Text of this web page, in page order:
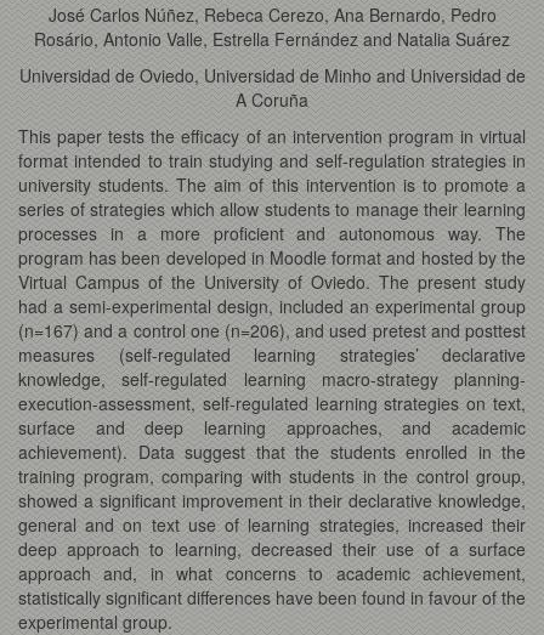
José Carlos Núñez, Rebeca Cerezo, Ana Bernardo, Pedro
Rosário, Antonio Valle, Estrella Fernández and Natalia Suárez
Universidad de Oviedo, Universidad de Minho and Universidad de
A Coruña
This paper tests the efficacy of an intervention program in virtual
format intended to train studying and self-regulation strategies in
university students. The aim of this intervention is to promote a
series of strategies which allow students to manage their learning
processes in a more proficient and autonomous way. The
program has been developed in Moodle format and hosted by the
Virtual Campus of the University of Oviedo. The present study
had a semi-experimental design, included an experimental group
(n=167) and a control one (n=206), and used pretest and posttest
measures (self-regulated learning strategies’ declarative
knowledge, self-regulated learning macro-strategy planning-
execution-assessment, self-regulated learning strategies on text,
surface and deep learning approaches, and academic
achievement). Data suggest that the students enrolled in the
training program, comparing with students in the control group,
showed a significant improvement in their declarative knowledge,
general and on text use of learning strategies, increased their
deep approach to learning, decreased their use of a surface
approach and, in what concerns to academic achievement,
statistically significant differences have been found in favour of the
experimental group.